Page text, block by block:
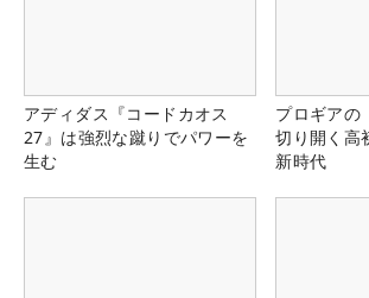
アディダス『コードカオス
27』は強烈な蹴りでパワーを
生む
プロギアの
切り開く高
新時代